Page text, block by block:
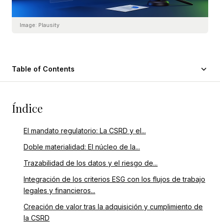
Image: Plausity
Table of Contents
Índice
El mandato regulatorio: La CSRD y el...
Doble materialidad: El núcleo de la...
Trazabilidad de los datos y el riesgo de...
Integración de los criterios ESG con los flujos de trabajo
legales y financieros...
Creación de valor tras la adquisición y cumplimiento de
la CSRD